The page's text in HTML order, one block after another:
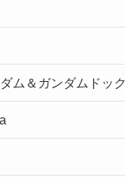
ム＆ガンダムドック